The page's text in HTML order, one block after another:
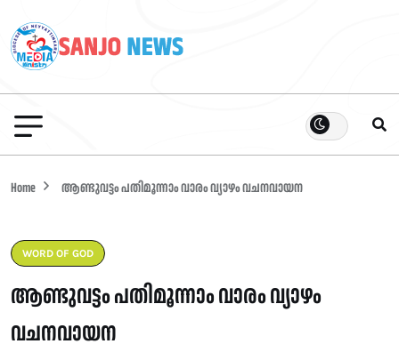
Home ആണ്ടുവട്ടം പതിമൂന്നാം വാരം വ്യാഴം വചനവായന
WORD OF GOD
ആണ്ടുവട്ടം പതിമൂന്നാം വാരം വ്യാഴം
വചനവായന